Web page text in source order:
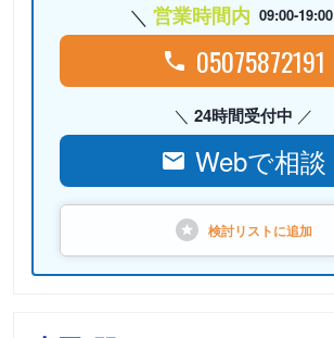
営業時間内 09:00-19:00
05075872191
24時間受付中
Webで相談
検討リストに追加